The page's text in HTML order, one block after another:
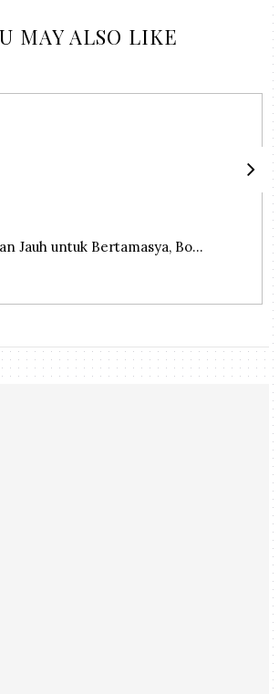
MAY ALSO LIKE
Jauh untuk Bertamasya, Bo...